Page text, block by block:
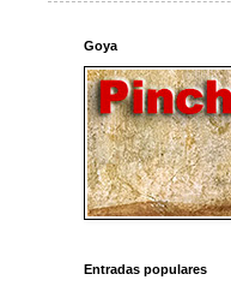
Goya
Entradas populares